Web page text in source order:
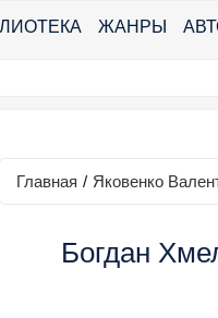
ЖАНРЫ
Главная / Яковенко
Богдан